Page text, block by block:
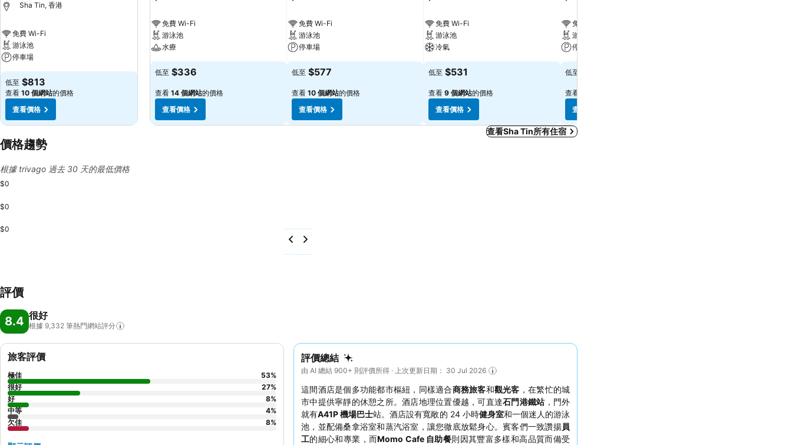
Sha Tin, 香港
免費 Wi-Fi
游泳池
停車場
低至 $813
查看 10 個網站的價格
查看價格
免費 Wi-Fi
游泳池
水療
低至 $336
查看 14 個網站的價格
查看價格
免費 Wi-Fi
游泳池
停車場
低至 $577
查看 10 個網站的價格
查看價格
免費 Wi-Fi
游泳池
冷氣
低至 $531
查看 9 個網站的價格
查看價格
免費 Wi-Fi
游泳池
停車場
低至
查看
查看價格
查看Sha Tin所有住宿
價格趨勢
根據 trivago 過去 30 天的最低價格
$0
$0
$0
評價
8.4 很好
根據 9,332 筆熱門網站評分
評價總結
由 AI 總結 900+ 則評價所得 · 上次更新日期： 30 Jul 2026
這間酒店是個多功能都市樞紐，同樣適合商務旅客和觀光客 ，在繁忙的城
市中提供寧靜的休憩之所。酒店地理位置優越，可直達石門港鐵站 ，門外
就有A41P 機場巴士站。酒店設有寬敞的 24 小時健身室和一個迷人的游泳
池，並配備桑拿浴室和蒸汽浴室，讓您徹底放鬆身心。賓客們一致讚揚員
工的細心和專業，而Momo Cafe 自助餐則因其豐富多樣和高品質而備受
旅客評價
極佳 53%
很好
27%
好
8%
中等
4%
欠佳
8%